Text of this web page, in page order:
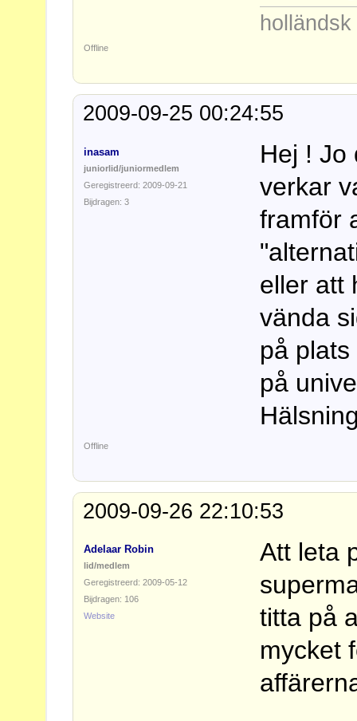
Offline
2009-09-25 00:24:55
inasam
juniorlid/juniormedlem
Geregistreerd: 2009-09-21
Bijdragen: 3
Hej ! Jo
verkar
framför
eller att
vända
på
på
Offline
2009-09-26 22:10:53
Adelaar Robin
lid/medlem
Geregistreerd: 2009-05-12
Bijdragen: 106
Website
Att leta
titta på
mycket